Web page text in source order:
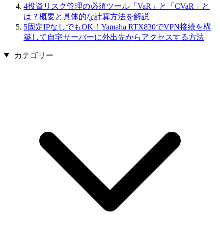
4投資リスク管理の必須ツール「VaR」と「CVaR」と
は？概要と具体的な計算方法を解説
5固定IPなしでもOK！Yamaha RTX830でVPN接続を構
築して自宅サーバーに外出先からアクセスする方法
カテゴリー